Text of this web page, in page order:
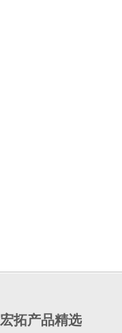
宏拓产品精选